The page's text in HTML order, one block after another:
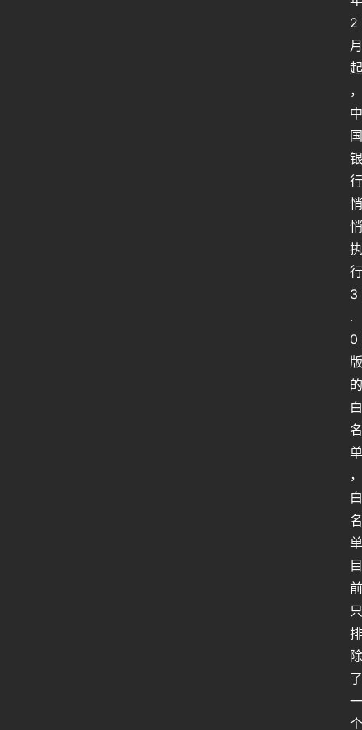
2
月
起
，
中
国
银
行
悄
悄
执
行
3
.
0
版
的
白
名
单
，
白
名
单
目
前
只
排
除
了
一
个